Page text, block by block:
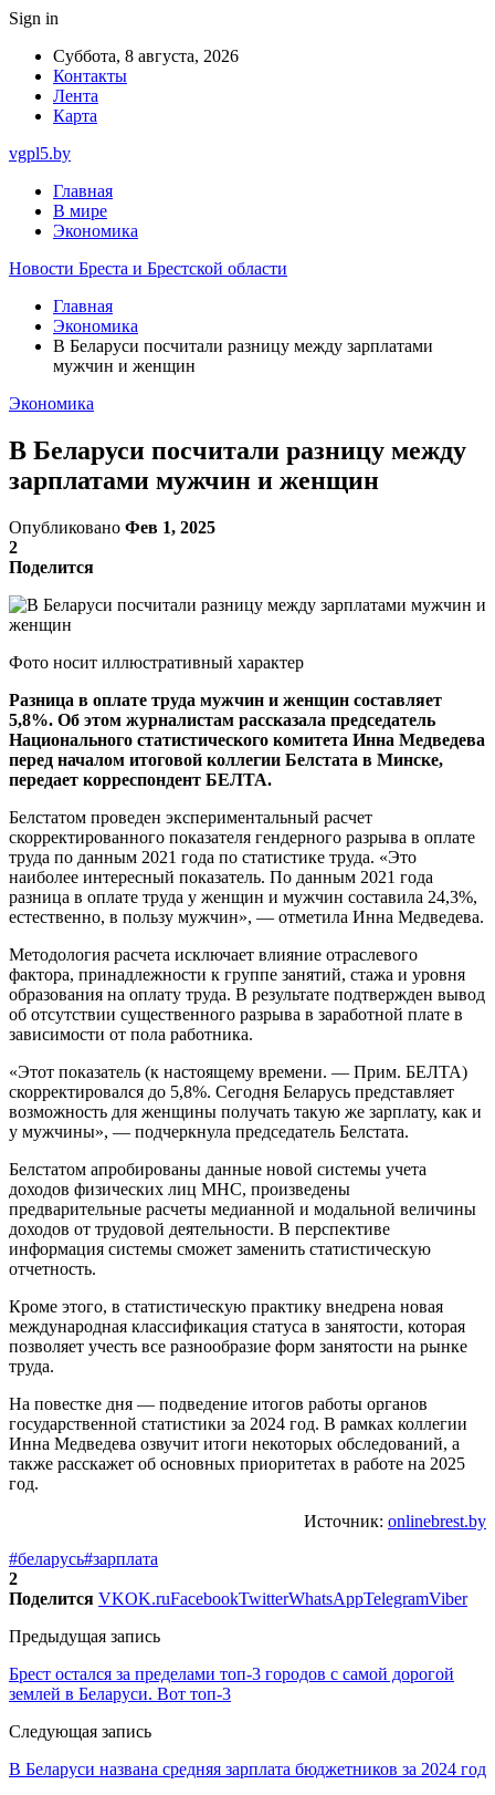
Sign in
Суббота, 8 августа, 2026
Контакты
Лента
Карта
vgpl5.by
Главная
В мире
Экономика
Новости Бреста и Брестской области
Главная
Экономика
В Беларуси посчитали разницу между зарплатами
мужчин и женщин
Экономика
В Беларуси посчитали разницу между
зарплатами мужчин и женщин
Опубликовано Фев 1, 2025
2
Поделится
Фото носит иллюстративный характер
Разница в оплате труда мужчин и женщин составляет
5,8%. Об этом журналистам рассказала председатель
Национального статистического комитета Инна Медведева
перед началом итоговой коллегии Белстата в Минске,
передает корреспондент БЕЛТА.
Белстатом проведен экспериментальный расчет
скорректированного показателя гендерного разрыва в оплате
труда по данным 2021 года по статистике труда. «Это
наиболее интересный показатель. По данным 2021 года
разница в оплате труда у женщин и мужчин составила 24,3%,
естественно, в пользу мужчин», — отметила Инна Медведева.
Методология расчета исключает влияние отраслевого
фактора, принадлежности к группе занятий, стажа и уровня
образования на оплату труда. В результате подтвержден вывод
об отсутствии существенного разрыва в заработной плате в
зависимости от пола работника.
«Этот показатель (к настоящему времени. — Прим. БЕЛТА)
скорректировался до 5,8%. Сегодня Беларусь представляет
возможность для женщины получать такую же зарплату, как и
у мужчины», — подчеркнула председатель Белстата.
Белстатом апробированы данные новой системы учета
доходов физических лиц МНС, произведены
предварительные расчеты медианной и модальной величины
доходов от трудовой деятельности. В перспективе
информация системы сможет заменить статистическую
отчетность.
Кроме этого, в статистическую практику внедрена новая
международная классификация статуса в занятости, которая
позволяет учесть все разнообразие форм занятости на рынке
труда.
На повестке дня — подведение итогов работы органов
государственной статистики за 2024 год. В рамках коллегии
Инна Медведева озвучит итоги некоторых обследований, а
также расскажет об основных приоритетах в работе на 2025
год.
Источник: onlinebrest.by
#беларусь#зарплата
2
Поделится VKOK.ruFacebookTwitterWhatsAppTelegramViber
Предыдущая запись
Брест остался за пределами топ-3 городов с самой дорогой
землей в Беларуси. Вот топ-3
Следующая запись
В Беларуси названа средняя зарплата бюджетников за 2024 год